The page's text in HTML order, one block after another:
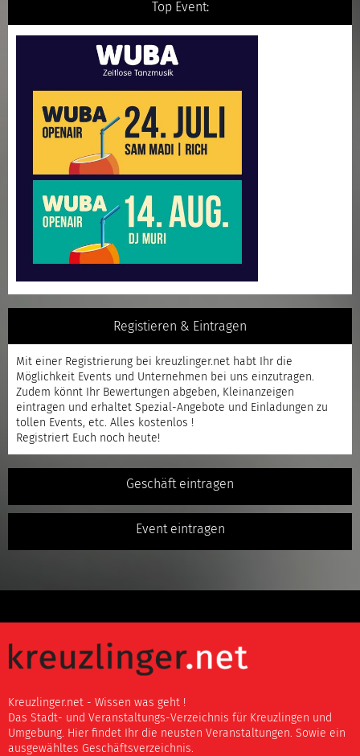
Top Event:
Registieren & Eintragen
Mit einer Registrierung bei kreuzlinger.net habt Ihr die
Möglichkeit Events und Unternehmen bei uns einzutragen.
Zudem könnt Ihr Bewertungen abgeben, Kleinanzeigen
eintragen und erhaltet Spezial-Angebote und Einladungen zu
tollen Events, etc. Alles kostenlos !
Registriert Euch noch heute!
Geschäft eintragen
Event eintragen
Kreuzlinger.net - Wissen was geht !
Das Stadt- und Veranstaltungs-Verzeichnis für Kreuzlingen und
Umgebung. Hier findet Ihr die neusten Veranstaltungen. Sowie ein
ausgewähltes Geschäftsverzeichnis.